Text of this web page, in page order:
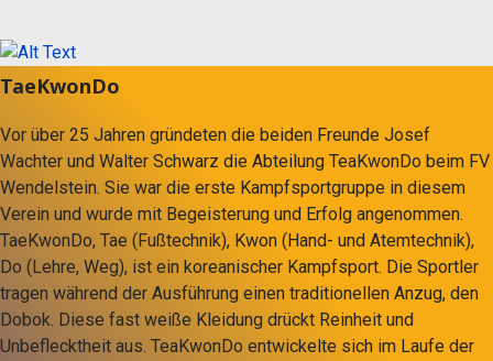
TaeKwonDo
Vor über 25 Jahren gründeten die beiden Freunde Josef
Wachter und Walter Schwarz die Abteilung TeaKwonDo beim FV
Wendelstein. Sie war die erste Kampfsportgruppe in diesem
Verein und wurde mit Begeisterung und Erfolg angenommen.
TaeKwonDo, Tae (Fußtechnik), Kwon (Hand- und Atemtechnik),
Do (Lehre, Weg), ist ein koreanischer Kampfsport. Die Sportler
tragen während der Ausführung einen traditionellen Anzug, den
Dobok. Diese fast weiße Kleidung drückt Reinheit und
Unbeflecktheit aus. TeaKwonDo entwickelte sich im Laufe der